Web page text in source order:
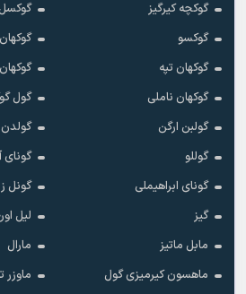
گوکچه کیرگیز
گوکسل
گوکسو
گوکهان تپه
گوکهان ناملی
گول
گولبن ارگن
گولدن
گوللو
گونای ابراهیملی
گونل
گیز
لیل
مابل ماتیز
مارال
ماهسون کیرمیزی گول
ماوزر